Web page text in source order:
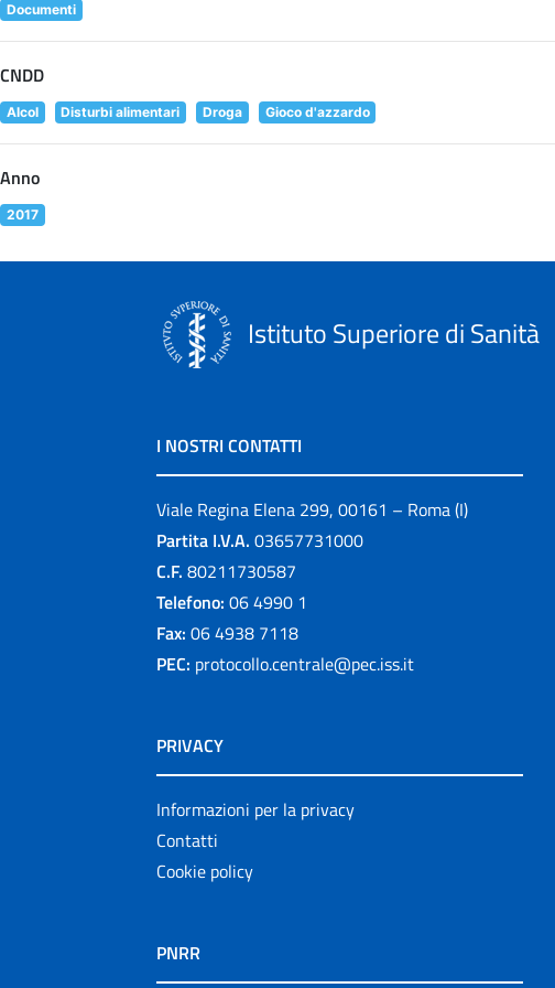
Documenti
CNDD
Alcol Disturbi alimentari Droga Gioco d'azzardo
Anno
2017
Istituto Superiore di Sanità
I NOSTRI CONTATTI
Viale Regina Elena 299, 00161 – Roma (I)
Partita I.V.A. 03657731000
C.F. 80211730587
Telefono: 06 4990 1
Fax: 06 4938 7118
PEC: protocollo.centrale@pec.iss.it
PRIVACY
Informazioni per la privacy
Contatti
Cookie policy
PNRR